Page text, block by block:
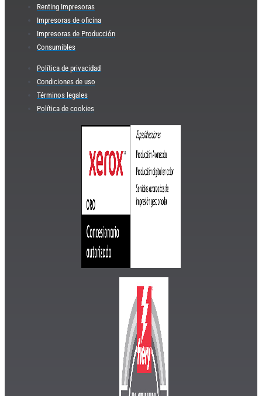
Renting Impresoras
Impresoras de oficina
Impresoras de Producción
Consumibles
Política de privacidad
Condiciones de uso
Términos legales
Política de cookies